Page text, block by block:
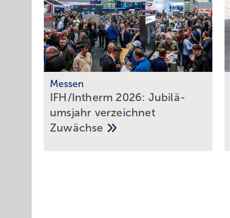
Messen
IFH/Intherm 2026: Ju­bi­lä­
ums­jahr ver­zeich­net
Zu­wäch­se